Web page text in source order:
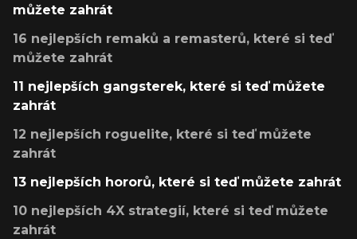
můžete zahrát
16 nejlepších remaků a remasterů, které si teď
můžete zahrát
11 nejlepších gangsterek, které si teď můžete
zahrát
12 nejlepších roguelite, které si teď můžete
zahrát
13 nejlepších hororů, které si teď můžete zahrát
10 nejlepších 4X strategií, které si teď můžete
zahrát